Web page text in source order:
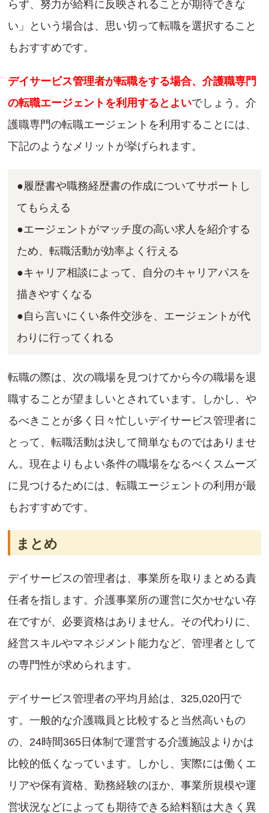
らず、努力が給料に反映されることが期待できな
い」という場合は、思い切って転職を選択すること
もおすすめです。
デイサービス管理者が転職をする場合、介護職専門
の転職エージェントを利用するとよいでしょう。介
護職専門の転職エージェントを利用することには、
下記のようなメリットが挙げられます。
●履歴書や職務経歴書の作成についてサポートし
てもらえる
●エージェントがマッチ度の高い求人を紹介する
ため、転職活動が効率よく行える
●キャリア相談によって、自分のキャリアパスを
描きやすくなる
●自ら言いにくい条件交渉を、エージェントが代
わりに行ってくれる
転職の際は、次の職場を見つけてから今の職場を退
職することが望ましいとされています。しかし、や
るべきことが多く日々忙しいデイサービス管理者に
とって、転職活動は決して簡単なものではありませ
ん。現在よりもよい条件の職場をなるべくスムーズ
に見つけるためには、転職エージェントの利用が最
もおすすめです。
まとめ
デイサービスの管理者は、事業所を取りまとめる責
任者を指します。介護事業所の運営に欠かせない存
在ですが、必要資格はありません。その代わりに、
経営スキルやマネジメント能力など、管理者として
の専門性が求められます。
デイサービス管理者の平均月給は、325,020円で
す。一般的な介護職員と比較すると当然高いもの
の、24時間365日体制で運営する介護施設よりかは
比較的低くなっています。しかし、実際には働くエ
リアや保有資格、勤務経験のほか、事業所規模や運
営状況などによっても期待できる給料額は大きく異